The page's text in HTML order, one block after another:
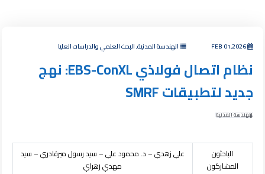
FEB 01,2026 الهندسة المدنية, البحث العلمي والدراسات العليا
نظام اتصال فولاذي EBS-ConXL: نهج
جديد لتطبيقات SMRF
الهندسة المدنية
الباحثون
المشاركون
علي زهدي – د. محمود علي – سيد رسول ميرقادري – سيد
مهدي زهراي